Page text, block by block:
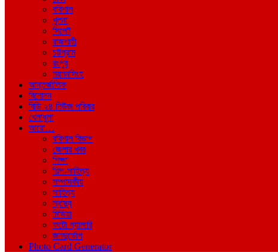
বরিশাল
খুলনা
সিলেট
রাজশাহী
চট্টগ্রাম
রংপুর
ময়মনসিংহ
আন্তর্জাতিক
বিনোদন
বিডি ২৪ নিউজ পরিবার
খেলাধুলা
আরো…
বরিশাল বিভাগ
জেলার খবর
শিক্ষা
শিল্প-সাহিত্য
সম্পাদকীয়
সাহিত্য
স্বাস্থ্য
মিডিয়া
ফটো গ্যালারি
জনদুর্ভোগ
Photo Card Generator